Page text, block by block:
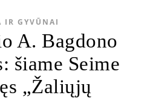
IR GYVŪNAI
A. Bagdono
šiame Seime
„Žaliųjų